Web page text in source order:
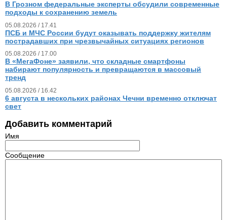
В Грозном федеральные эксперты обсудили современные
подходы к сохранению земель
05.08.2026 / 17.41
ПСБ и МЧС России будут оказывать поддержку жителям
пострадавших при чрезвычайных ситуациях регионов
05.08.2026 / 17.00
В «МегаФоне» заявили, что складные смартфоны
набирают популярность и превращаются в массовый
тренд
05.08.2026 / 16.42
6 августа в нескольких районах Чечни временно отключат
свет
Добавить комментарий
Имя
Сообщение